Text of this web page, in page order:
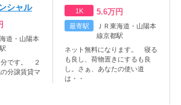
シャル
海道・山陽本
分です。 ２
分譲賃貸マ
1K 5.6万円
最寄駅
ＪＲ東海道・山陽本
線京都駅
ネット無料になります。 寝る
も良し、荷物置きにするも良
し。さぁ、あなたの使い道
は・・